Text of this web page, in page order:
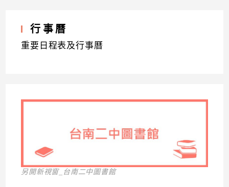
行事曆
重要日程表及行事曆
另開新視窗_台南二中圖書館